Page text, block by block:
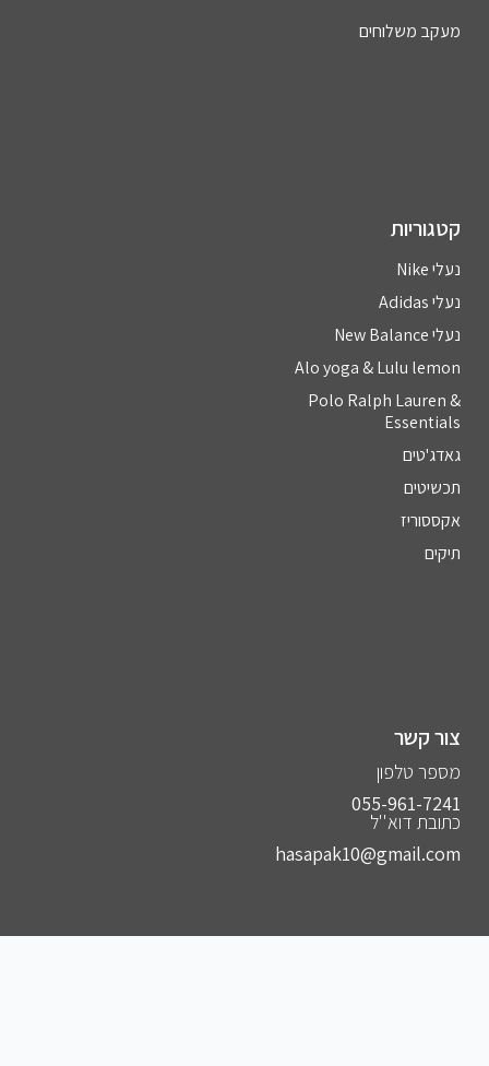
מעקב משלוחים
קטגוריות
נעלי Nike
נעלי Adidas
נעלי New Balance
Alo yoga & Lulu lemon
Polo Ralph Lauren &
Essentials
גאדג'טים
תכשיטים
אקססוריז
תיקים
צור קשר
מספר טלפון
055-961-7241⁩
כתובת דוא''ל
hasapak10@gmail.com